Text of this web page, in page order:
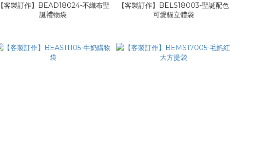
【客製訂作】BEAD18024-不織布聖
誕禮物袋
【客製訂作】BELS18003-聖誕配色
可愛貓立體袋